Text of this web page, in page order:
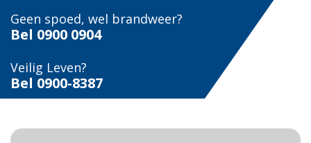
Geen spoed, wel brandweer?
Bel 0900 0904
Veilig Leven?
Bel 0900-8387